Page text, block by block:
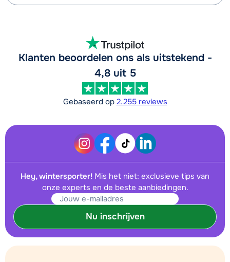
Klanten beoordelen ons als uitstekend -
4,8 uit 5
Gebaseerd op 2.255 reviews
Hey, wintersporter! Mis het niet: exclusieve tips van
onze experts en de beste aanbiedingen.
Nu inschrijven